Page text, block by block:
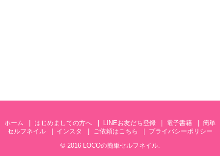
ホーム はじめましての方へ LINEお友だち登録 電子書籍
簡単
セルフネイル
インスタ ご依頼はこちら
プライバシーポリシー
© 2016 LOCOの簡単セルフネイル.